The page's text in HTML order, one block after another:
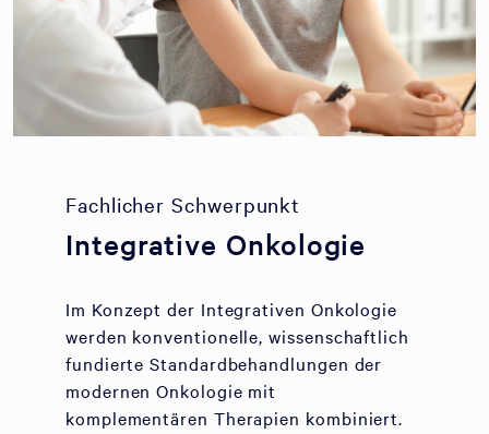
Fachlicher Schwerpunkt
Integrative Onkologie
Im Konzept der Integrativen Onkologie
werden konventionelle, wissenschaftlich
fundierte Standardbehandlungen der
modernen Onkologie mit
komplementären Therapien kombiniert.